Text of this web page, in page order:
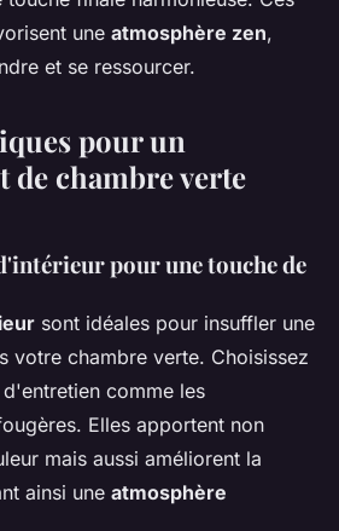
une atmosphère zen,
et se ressourcer.
pour un
de chambre verte
pour une touche de
sont idéales pour insuffler une
votre chambre verte. Choisissez
comme les
Elles apportent non
mais aussi améliorent la
ainsi une atmosphère